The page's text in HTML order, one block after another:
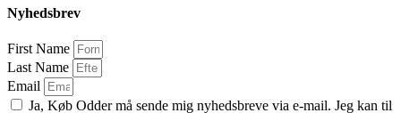
Nyhedsbrev
First Name
Last Name
Email
Ja, Køb Odder må sende mig nyhedsbreve via e-mail. Jeg kan til